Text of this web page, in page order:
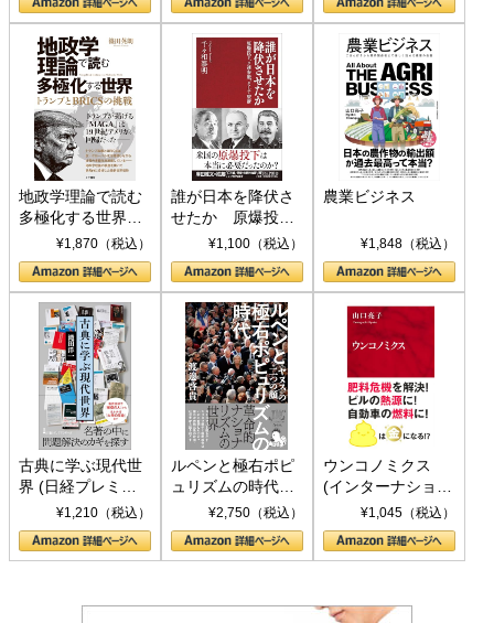
地政学理論で読む
多極化する世界：
トランプとBRICS
の挑戦
¥1,870（税込）
誰が日本を降伏さ
せたか 原爆投
下、ソ連参戦、そ
して聖断 (PHP新
書)
¥1,100（税込）
農業ビジネス
¥1,848（税込）
古典に学ぶ現代世
界 (日経プレミア
シリーズ)¥1,210（税込）
ルペンと極右ポピ
ュリズムの時代：
〈ヤヌス〉の二つ
の顔
¥2,750（税込）
ウンコノミクス
(インターナショナ
ル新書)¥1,045（税込）